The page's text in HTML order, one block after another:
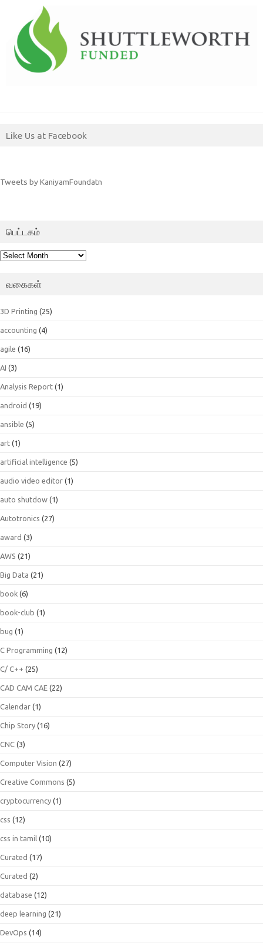
Like Us at Facebook
Tweets by KaniyamFoundatn
பெட்டகம்
பெட்டகம்
வகைகள்
3D Printing (25)
accounting (4)
agile (16)
AI (3)
Analysis Report (1)
android (19)
ansible (5)
art (1)
artificial intelligence (5)
audio video editor (1)
auto shutdow (1)
Autotronics (27)
award (3)
AWS (21)
Big Data (21)
book (6)
book-club (1)
bug (1)
C Programming (12)
C/ C++ (25)
CAD CAM CAE (22)
Calendar (1)
Chip Story (16)
CNC (3)
Computer Vision (27)
Creative Commons (5)
cryptocurrency (1)
css (12)
css in tamil (10)
Curated (17)
Curated (2)
database (12)
deep learning (21)
DevOps (14)